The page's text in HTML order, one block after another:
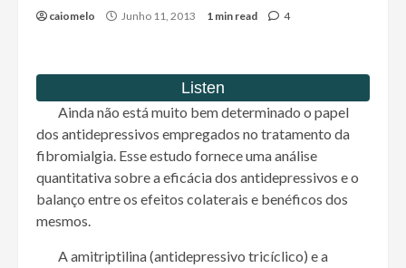
caiomelo Junho 11, 2013 1 min read 4
Ainda não está muito bem determinado o papel
dos antidepressivos empregados no tratamento da
fibromialgia. Esse estudo fornece uma análise
quantitativa sobre a eficácia dos antidepressivos e o
balanço entre os efeitos colaterais e benéficos dos
mesmos.
A amitriptilina (antidepressivo tricíclico) e a